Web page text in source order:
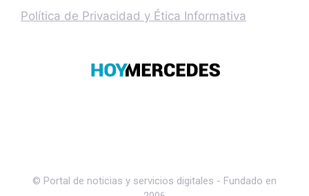
Política de Privacidad y Ética Informativa
© Portal de noticias y servicios digitales - Fundado en